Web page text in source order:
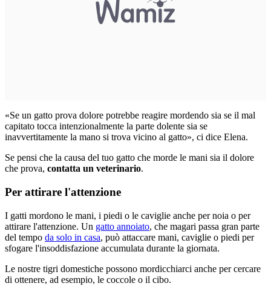
«Se un gatto prova dolore potrebbe reagire mordendo sia se il mal
capitato tocca intenzionalmente la parte dolente sia se
inavvertitamente la mano si trova vicino al gatto», ci dice Elena.
Se pensi che la causa del tuo gatto che morde le mani sia il dolore
che prova, contatta un veterinario.
Per attirare l'attenzione
I gatti mordono le mani, i piedi o le caviglie anche per noia o per
attirare l'attenzione. Un gatto annoiato, che magari passa gran parte
del tempo da solo in casa, può attaccare mani, caviglie o piedi per
sfogare l'insoddisfazione accumulata durante la giornata.
Le nostre tigri domestiche possono mordicchiarci anche per cercare
di ottenere, ad esempio, le coccole o il cibo.